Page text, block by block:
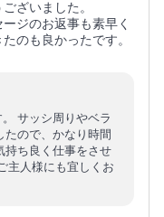
ざいました。
ジのお返事も素早く
のも良かったです。
サッシ周りやベラ
たので、かなり時間
持ち良く仕事をさせ
主人様にも宜しくお